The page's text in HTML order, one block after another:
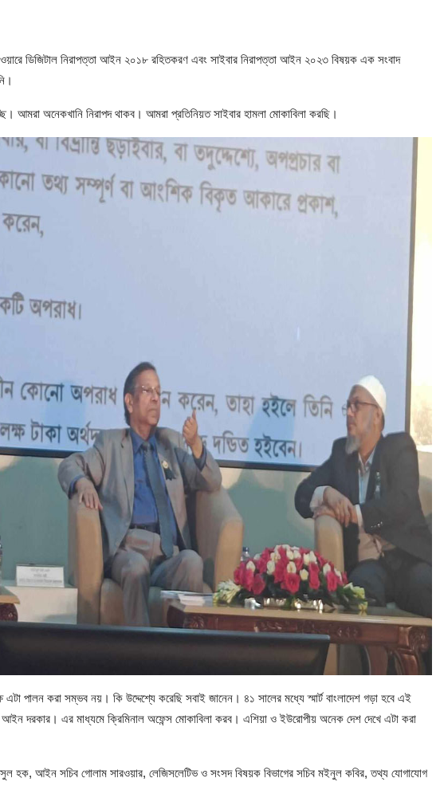
ডিজিটাল নিরাপত্তা আইন ২০১৮ রহিতকরণ এবং সাইবার নিরাপত্তা আইন ২০২৩ বিষয়ক এক সংবাদ
আমরা অনেকখানি নিরাপদ থাকব। আমরা প্রতিনিয়ত সাইবার হামলা মোকাবিলা করছি।
এটা পালন করা সম্ভব নয়। কি উদ্দেশ্যে করেছি সবাই জানেন। ৪১ সালের মধ্যে স্মার্ট বাংলাদেশ গড়া হবে এই
আইন দরকার। এর মাধ্যমে ক্রিমিনাল অফেন্স মোকাবিলা করব। এশিয়া ও ইউরোপীয় অনেক দেশ দেখে এটা করা
হক, আইন সচিব গোলাম সারওয়ার, লেজিসলেটিভ ও সংসদ বিষয়ক বিভাগের সচিব মইনুল কবির, তথ্য যোগাযোগ